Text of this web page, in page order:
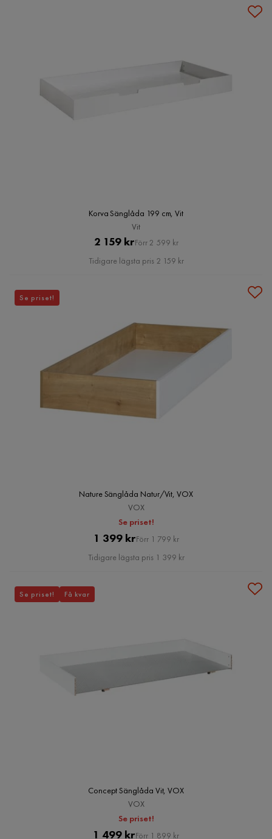
Korva Sänglåda 199 cm, Vit
Vit
Pris
2 159 krOriginal
Pris
Förr 2 599 kr
Tidigare lägsta pris 2 159 kr
Nature Sänglåda Natur/Vit, VOX
VOX
Se priset!
Pris
1 399 krOriginal
Pris
Förr 1 799 kr
Tidigare lägsta pris 1 399 kr
Se priset!
Concept Sänglåda Vit, VOX
VOX
Se priset!
Pris
1 499 krOriginal
Förr 1 899 kr
Se priset! Få kvar